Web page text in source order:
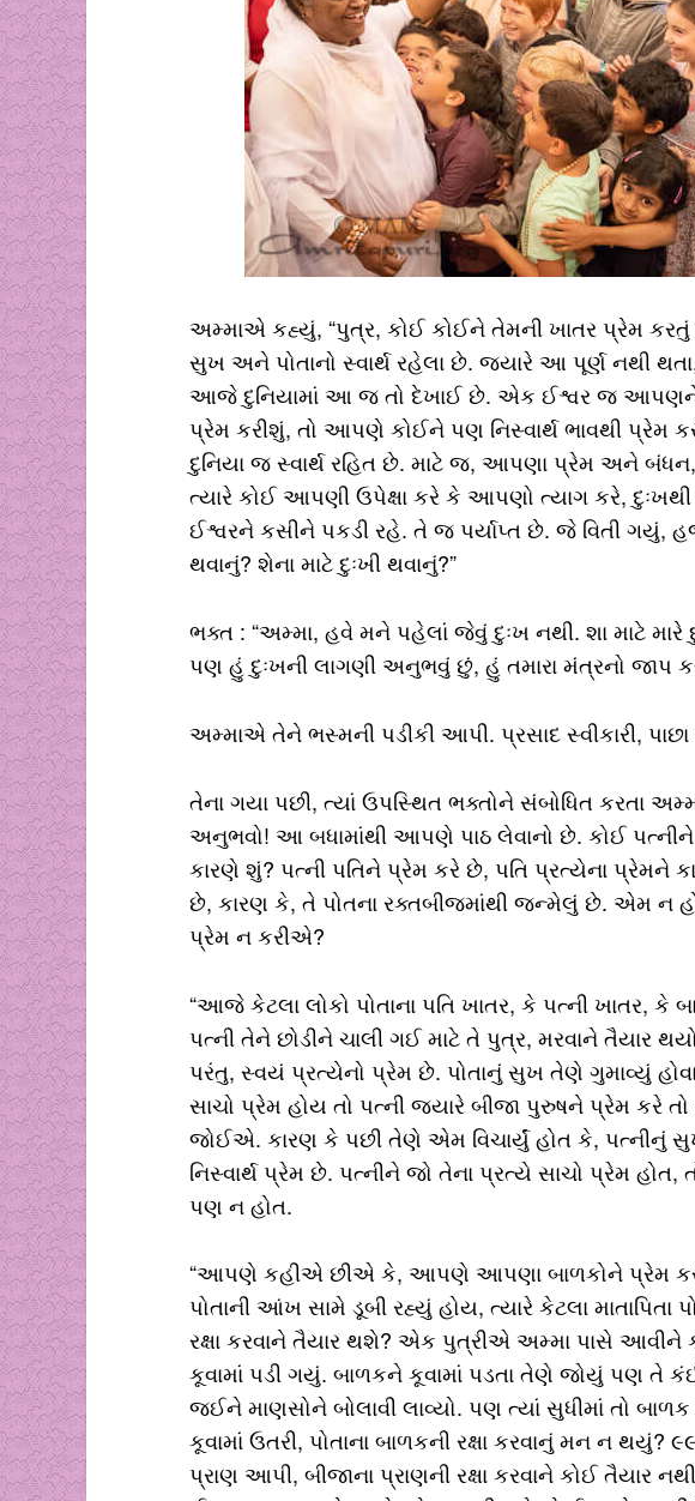
અમ્માએ કહ્યું, “પુત્ર, કોઈ કોઈને તેમની ખાતર પ્રેમ કરતું
સુખ અને પોતાનો સ્વાર્થ રહેલા છે. જ્યારે આ પૂર્ણ નથી
આજે દુનિયામાં આ જ તો દેખાઈ છે. એક ઈશ્વર જ આપણને
પ્રેમ કરીશું, તો આપણે કોઈને પણ નિસ્વાર્થ ભાવથી પ્રેમ
દુનિયા જ સ્વાર્થ રહિત છે. માટે જ, આપણા પ્રેમ અને
ત્યારે કોઈ આપણી ઉપેક્ષા કરે કે આપણો ત્યાગ કરે,
ઈશ્વરને કસીને પકડી રહે. તે જ પર્યાપ્ત છે. જે વિતી ગયું,
થવાનું? શેના માટે દુઃખી થવાનું?”
ભક્ત : “અમ્મા, હવે મને પહેલાં જેવું દુઃખ નથી. શા માટે મારે
પણ હું દુઃખની લાગણી અનુભવું છું, હું તમારા મંત્રનો જાપ
અમ્માએ તેને ભસ્મની પડીકી આપી. પ્રસાદ સ્વીકારી,
તેના ગયા પછી, ત્યાં ઉપસ્થિત ભક્તોને સંબોધિત કરતા
અનુભવો! આ બધામાંથી આપણે પાઠ લેવાનો છે. કોઈ
કારણે શું? પત્ની પતિને પ્રેમ કરે છે, પતિ પ્રત્યેના પ્રેમને
છે, કારણ કે, તે પોતના રક્તબીજમાંથી જન્મેલું છે. એમ ન
પ્રેમ ન કરીએ?
“આજે કેટલા લોકો પોતાના પતિ ખાતર, કે પત્ની ખાતર, કે
પત્ની તેને છોડીને ચાલી ગઈ માટે તે પુત્ર, મરવાને તૈયાર
પરંતુ, સ્વયં પ્રત્યેનો પ્રેમ છે. પોતાનું સુખ તેણે ગુમાવ્યું
સાચો પ્રેમ હોય તો પત્ની જ્યારે બીજા પુરુષને પ્રેમ કરે
જોઈએ. કારણ કે પછી તેણે એમ વિચાર્યું હોત કે, પત્નીનું
નિસ્વાર્થ પ્રેમ છે. પત્નીને જો તેના પ્રત્યે સાચો પ્રેમ
પણ ન હોત.
“આપણે કહીએ છીએ કે, આપણે આપણા બાળકોને પ્રેમ
પોતાની આંખ સામે ડૂબી રહ્યું હોય, ત્યારે કેટલા માતાપિતા
રક્ષા કરવાને તૈયાર થશે? એક પુત્રીએ અમ્મા પાસે
કૂવામાં પડી ગયું. બાળકને કૂવામાં પડતા તેણે જોયું પણ તે
જઈને માણસોને બોલાવી લાવ્યો. પણ ત્યાં સુધીમાં તો
કૂવામાં ઉતરી, પોતાના બાળકની રક્ષા કરવાનું મન ન થયું?
પ્રાણ આપી, બીજાના પ્રાણની રક્ષા કરવાને કોઈ